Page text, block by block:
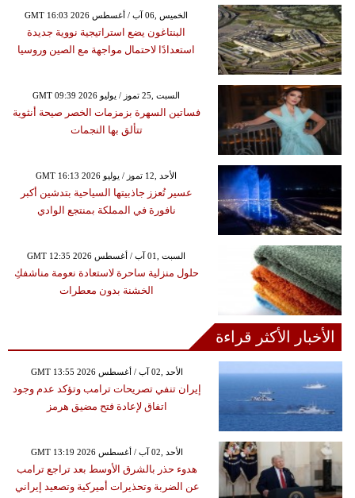
GMT 16:03 2026 الخميس ,06 آب / أغسطس
البنتاغون يضع استراتيجية نووية جديدة
استعدادًا لاحتمال مواجهة مع الصين وروسيا
GMT 09:39 2026 السبت ,25 تموز / يوليو
فساتين السهرة بزمزمات الخصر صيحة أنثوية
تتألق بها النجمات
GMT 16:13 2026 الأحد ,12 تموز / يوليو
عسير تُعزز جاذبيتها السياحية بتدشين أكبر
نافورة في المملكة بمنتجع الوادي
GMT 12:35 2026 السبت ,01 آب / أغسطس
حلول منزلية ساحرة لاستعادة نعومة مناشفكِ
الخشنة بدون معطرات
الأخبار الأكثر قراءة
GMT 13:55 2026 الأحد ,02 آب / أغسطس
إيران تنفي تصريحات ترامب وتؤكد عدم وجود
اتفاق لإعادة فتح مضيق هرمز
GMT 13:19 2026 الأحد ,02 آب / أغسطس
هدوء حذر بالشرق الأوسط بعد تراجع ترامب
عن الضربة وتحذيرات أميركية وتصعيد إيراني